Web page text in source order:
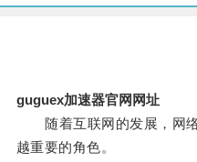
guguex加速器官网网址
随着互联网的发展，网络
越重要的角色。